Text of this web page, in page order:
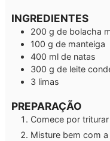
INGREDIENTES
200 g de bolacha
100 g de manteiga
400 ml de natas
300 g de leite
3 limas
PREPARAÇÃO
Comece por
Misture bem com